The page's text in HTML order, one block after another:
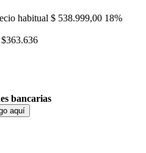
habitual $ 538.999,00 18%
bancarias
aquí